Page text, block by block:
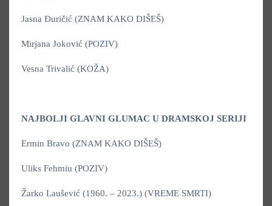
Jasna Đuričić (ZNAM KAKO DIŠEŠ)
Mirjana Joković (POZIV)
Vesna Trivalić (KOŽA)
NAJBOLJI GLAVNI GLUMAC U DRAMSKOJ SERIJI
Ermin Bravo (ZNAM KAKO DIŠEŠ)
Uliks Fehmiu (POZIV)
Žarko Laušević (1960. – 2023.) (VREME SMRTI)